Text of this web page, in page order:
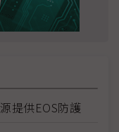
提供EOS防護